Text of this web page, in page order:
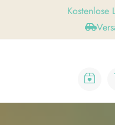
Kostenlose